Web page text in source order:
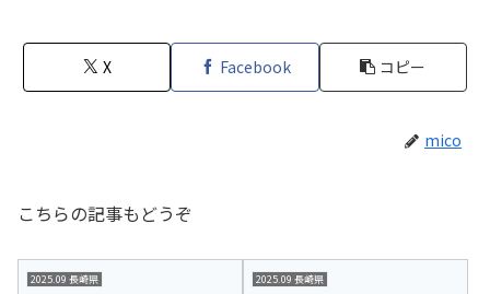
X Facebook コピー
mico
こちらの記事もどうぞ
2025.09 長崎県 2025.09 長崎県